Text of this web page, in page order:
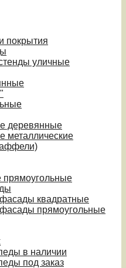
покрытия
уличные
деревянные
металлические
квадратные
прямоугольные
в наличии
под заказ